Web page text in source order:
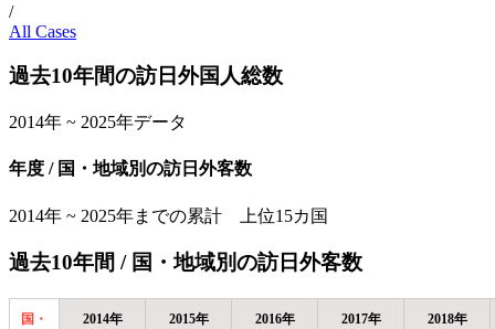
/
All Cases
過去10年間の訪日外国人総数
2014年 ~ 2025年データ
年度 / 国・地域別の訪日外客数
2014年 ~ 2025年までの累計 上位15カ国
過去10年間 / 国・地域別の訪日外客数
国・
2014年 2015年 2016年 2017年 2018年